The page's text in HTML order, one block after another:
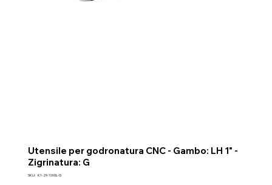
Utensile per godronatura CNC - Gambo: LH 1" -
Zigrinatura: G
SKU: SKU
K1-29-1000L-G